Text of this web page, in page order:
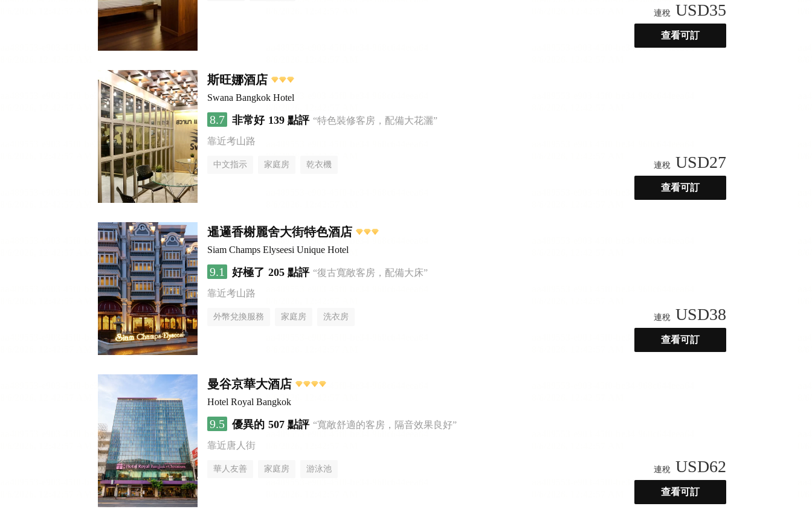
連稅 USD35
查看可訂
斯旺娜酒店
Swana Bangkok Hotel
8.7 非常好 139 點評 “特色裝修客房，配備大花灑”
靠近考山路
中文指示 家庭房 乾衣機 連稅 USD27
查看可訂
暹邏香榭麗舍大街特色酒店
Siam Champs Elyseesi Unique Hotel
9.1 好極了 205 點評 “復古寬敞客房，配備大床”
靠近考山路
外幣兌換服務 家庭房 洗衣房 連稅 USD38
查看可訂
曼谷京華大酒店
Hotel Royal Bangkok
9.5 優異的 507 點評 “寬敞舒適的客房，隔音效果良好”
靠近唐人街
華人友善 家庭房 游泳池 連稅 USD62
查看可訂